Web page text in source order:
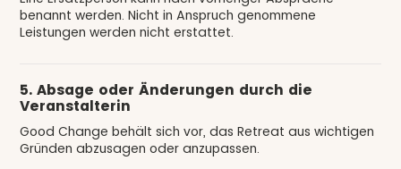
benannt werden. Nicht in Anspruch genommene
Leistungen werden nicht erstattet.
5. Absage oder Änderungen durch die
Veranstalterin
Good Change behält sich vor, das Retreat aus wichtigen
Gründen abzusagen oder anzupassen.